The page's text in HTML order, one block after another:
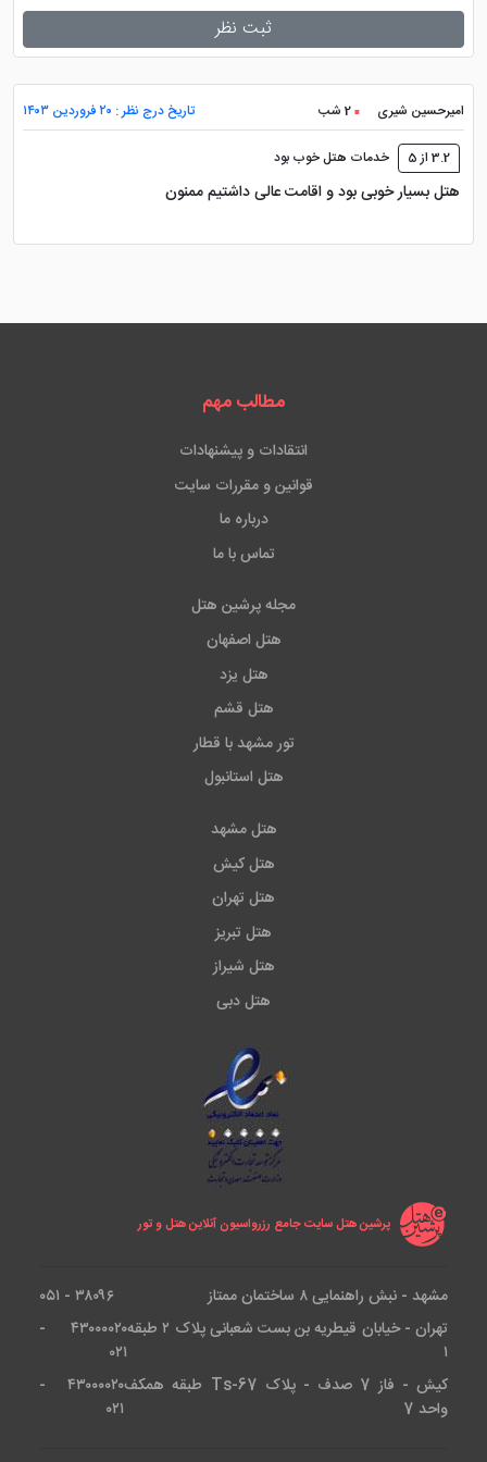
ثبت نظر
امیرحسین شیری 2 شب تاریخ درج نظر : ۲۰ فروردین ۱۴۰۳
3.2 از 5 خدمات هتل خوب بود
هتل بسیار خوبی بود و اقامت عالی داشتیم ممنون
مطالب مهم
انتقادات و پیشنهادات
قوانین و مقررات سایت
درباره ما
تماس با ما
مجله پرشین هتل
هتل اصفهان
هتل یزد
هتل قشم
تور مشهد با قطار
هتل استانبول
هتل مشهد
هتل کیش
هتل تهران
هتل تبریز
هتل شیراز
هتل دبی
پرشین هتل سایت جامع رزرواسیون آنلاین هتل و تور
مشهد - نبش راهنمایی ۸ ساختمان ممتاز
۳۸۰۹۶ - ۰۵۱
تهران - خیابان قیطریه بن بست شعبانی پلاک ۲ طبقه
۱
۴۳۰۰۰۰۲۰ -
۰۲۱
کیش - فاز 7 صدف - پلاک Ts-67 طبقه همکف
واحد 7
۴۳۰۰۰۰۲۰ -
۰۲۱